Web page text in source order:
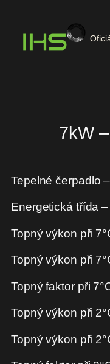
obsah
7kW
Tepelné čerpadlo
Energetická třída
Topný výkon při
Topný výkon při
Topný faktor při
Topný výkon při
Topný výkon při